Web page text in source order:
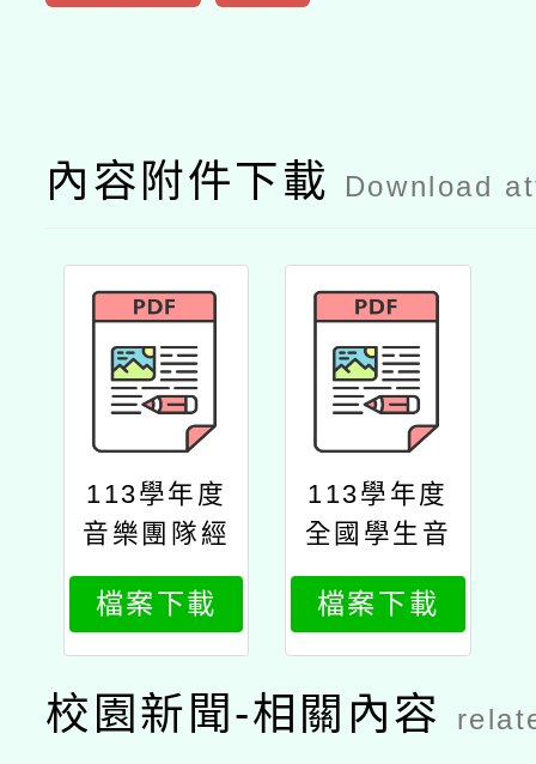
內容附件下載 Download
113學年度
音樂團隊經
營與管理講
座資訊一覽
表
檔案下載
113學年度
全國學生音
樂比賽推廣
活動實施計
畫─音樂團
隊經營與管
理講座公文
檔案下載
校園新聞-相關內容